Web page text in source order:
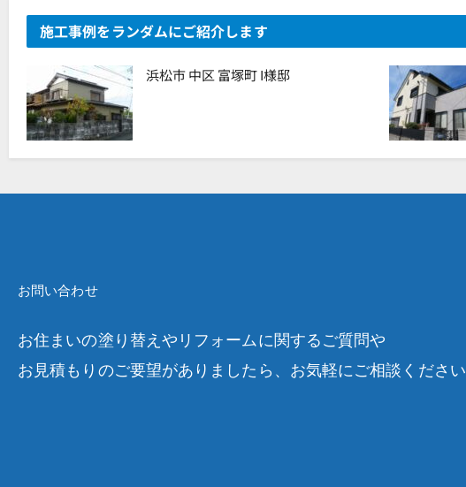
施工事例をランダムにご紹介します
浜松市 中区 富塚町 I様邸
お問い合わせ
お住まいの塗り替えやリフォームに関するご質問や
お見積もりのご要望がありましたら、お気軽にご相談ください